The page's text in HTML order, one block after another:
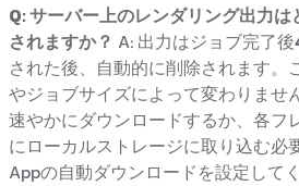
Q: サーバー上のレンダリング出力
されますか？ A: 出力はジョブ完了後
された後、自動的に削除されます。
やジョブサイズによって変わりませ
速やかにダウンロードするか、各フ
にローカルストレージに取り込む必
Appの自動ダウンロードを設定してく